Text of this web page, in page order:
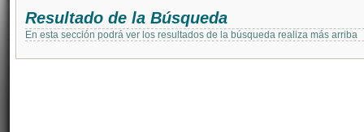
Resultado de la Búsqueda
En esta sección podrá ver los resultados de la búsqueda realiza más arriba